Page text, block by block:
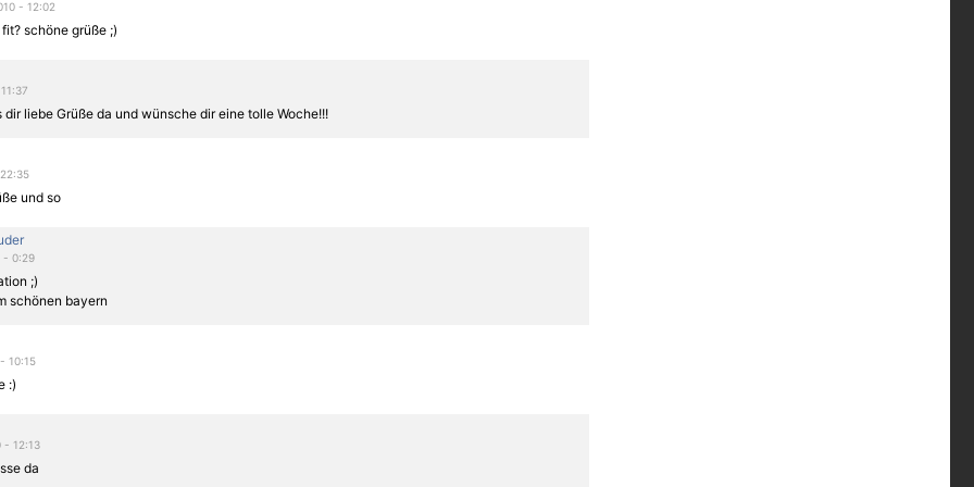
- 12:02
schöne grüße ;)
dir liebe Grüße da und wünsche dir eine tolle Woche!!!
und so
- 0:29
;)
schönen bayern
10:15
:)
- 12:13
da